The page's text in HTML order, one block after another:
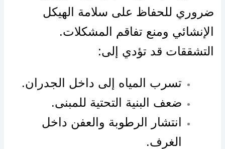
ضروري للحفاظ على سلامة الهيكل
الإنشائي ومنع تفاقم المشكلات.
التشققات قد تؤدي إلى:
تسرب المياه إلى داخل الجدران.
ضعف البنية التحتية للمبنى.
انتشار الرطوبة والعفن داخل
الغرف.